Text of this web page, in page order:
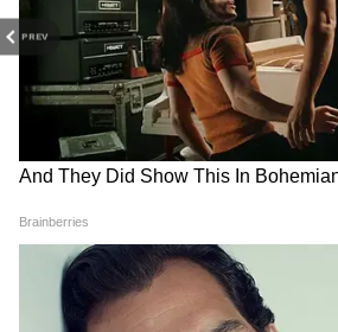
PREV
(Except for the headline,
not been edited by
staff and is published from
feed.)
राहुल गांधी से मुलाकात के बाद बोले
रिजिजू- हम दुश्मन नहीं, राजनीतिक
प्रतिद्वंद्वी हैं